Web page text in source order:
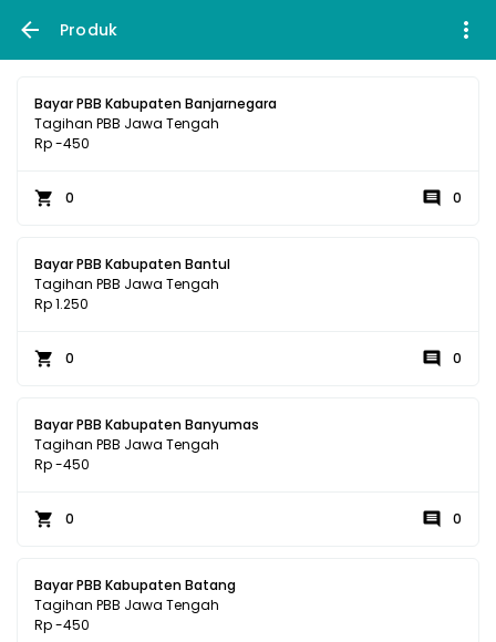
Produk
Bayar PBB Kabupaten Banjarnegara
Tagihan PBB Jawa Tengah
Rp -450
0 0
Bayar PBB Kabupaten Bantul
Tagihan PBB Jawa Tengah
Rp 1.250
0 0
Bayar PBB Kabupaten Banyumas
Tagihan PBB Jawa Tengah
Rp -450
0 0
Bayar PBB Kabupaten Batang
Tagihan PBB Jawa Tengah
Rp -450